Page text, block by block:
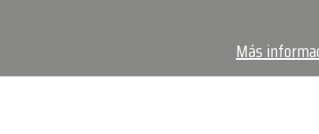
Más